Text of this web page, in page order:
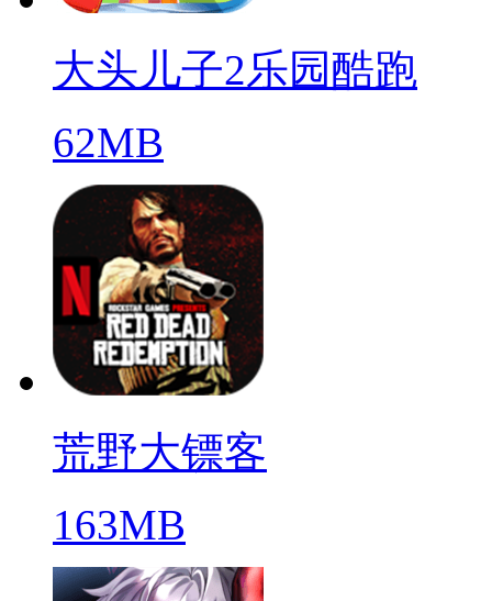
大头儿子2乐园酷跑
62MB
荒野大镖客
163MB